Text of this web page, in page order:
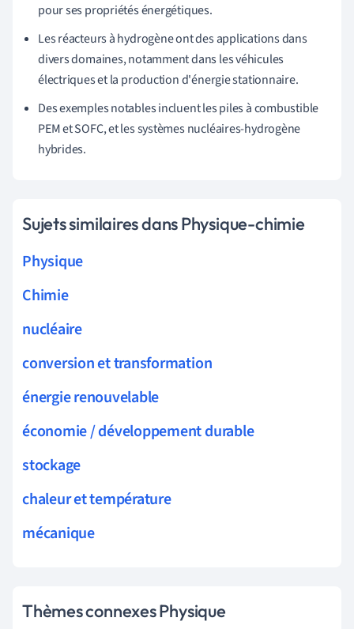
pour ses propriétés énergétiques.
Les réacteurs à hydrogène ont des applications dans
divers domaines, notamment dans les véhicules
électriques et la production d'énergie stationnaire.
Des exemples notables incluent les piles à combustible
PEM et SOFC, et les systèmes nucléaires-hydrogène
hybrides.
Sujets similaires dans Physique-chimie
Physique
Chimie
nucléaire
conversion et transformation
énergie renouvelable
économie / développement durable
stockage
chaleur et température
mécanique
Thèmes connexes Physique